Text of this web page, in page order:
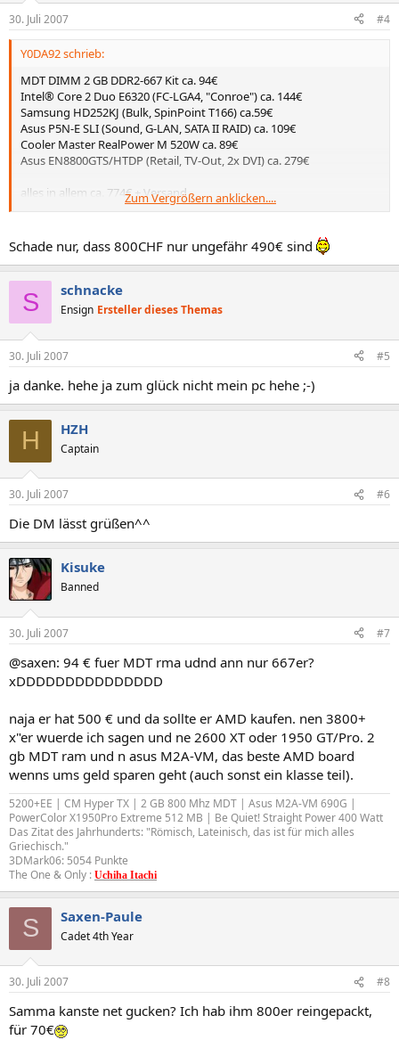
30. Juli 2007 #4
Y0DA92 schrieb:
MDT DIMM 2 GB DDR2-667 Kit ca. 94€
Intel® Core 2 Duo E6320 (FC-LGA4, "Conroe") ca. 144€
Samsung HD252KJ (Bulk, SpinPoint T166) ca.59€
Asus P5N-E SLI (Sound, G-LAN, SATA II RAID) ca. 109€
Cooler Master RealPower M 520W ca. 89€
Asus EN8800GTS/HTDP (Retail, TV-Out, 2x DVI) ca. 279€
alles in allem ca. 774€ + Versand
3ghz rausholen.
My system
C2D6600@3.2Ghz
Asus Striker Extreme
2*1GB Kingston HyperX 800mhz
HD2900xt 512MB
Zum Vergrößern anklicken....
Schade nur, dass 800CHF nur ungefähr 490€ sind
S schnacke
Ensign Ersteller dieses Themas
30. Juli 2007 #5
ja danke. hehe ja zum glück nicht mein pc hehe ;-)
H HZH
Captain
30. Juli 2007 #6
Die DM lässt grüßen^^
Kisuke
Banned
30. Juli 2007 #7
@saxen: 94 € fuer MDT rma udnd ann nur 667er?
xDDDDDDDDDDDDDDD
naja er hat 500 € und da sollte er AMD kaufen. nen 3800+
x"er wuerde ich sagen und ne 2600 XT oder 1950 GT/Pro. 2
gb MDT ram und n asus M2A-VM, das beste AMD board
wenns ums geld sparen geht (auch sonst ein klasse teil).
5200+EE | CM Hyper TX | 2 GB 800 Mhz MDT | Asus M2A-VM 690G |
PowerColor X1950Pro Extreme 512 MB | Be Quiet! Straight Power 400 Watt
Das Zitat des Jahrhunderts: "Römisch, Lateinisch, das ist für mich alles
Griechisch."
3DMark06: 5054 Punkte
The One & Only : Uchiha Itachi
S Saxen-Paule
Cadet 4th Year
30. Juli 2007 #8
Samma kanste net gucken? Ich hab ihm 800er reingepackt,
für 70€